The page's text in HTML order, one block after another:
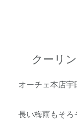
クーリ
オーチェ本店宇
長い梅雨もそろ